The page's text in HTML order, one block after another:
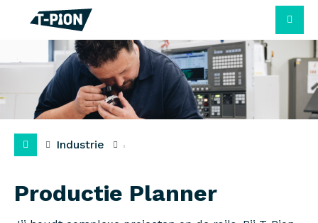
Industrie
Productie Planner